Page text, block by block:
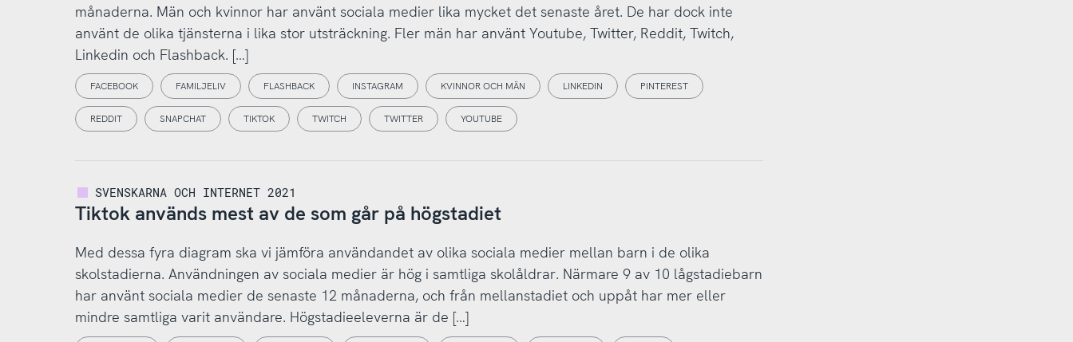
månaderna. Män och kvinnor har använt sociala medier lika mycket det senaste året. De har dock inte
använt de olika tjänsterna i lika stor utsträckning. Fler män har använt Youtube, Twitter, Reddit, Twitch,
Linkedin och Flashback. […]
FACEBOOK FAMILJELIV FLASHBACK INSTAGRAM KVINNOR OCH MÄN LINKEDIN PINTEREST
REDDIT SNAPCHAT TIKTOK TWITCH TWITTER YOUTUBE
SVENSKARNA OCH INTERNET 2021
Tiktok används mest av de som går på högstadiet
Med dessa fyra diagram ska vi jämföra användandet av olika sociala medier mellan barn i de olika
skolstadierna. Användningen av sociala medier är hög i samtliga skolåldrar. Närmare 9 av 10 lågstadiebarn
har använt sociala medier de senaste 12 månaderna, och från mellanstadiet och uppåt har mer eller
mindre samtliga varit användare. Högstadieeleverna är de […]